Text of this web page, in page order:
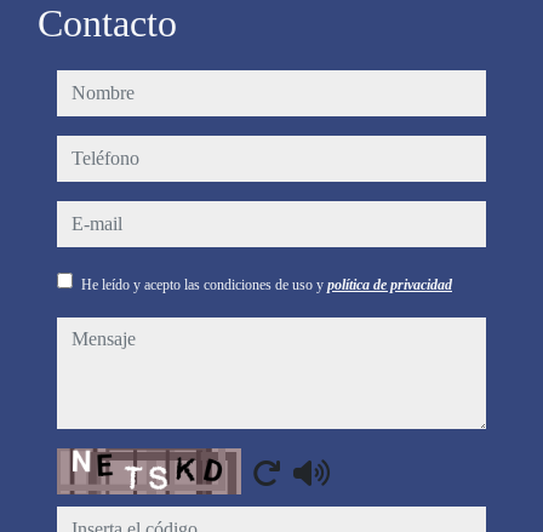
Contacto
nombre
teléfono
e-mail
He leído y acepto las condiciones de uso y política de privacidad
mensaje
Captcha